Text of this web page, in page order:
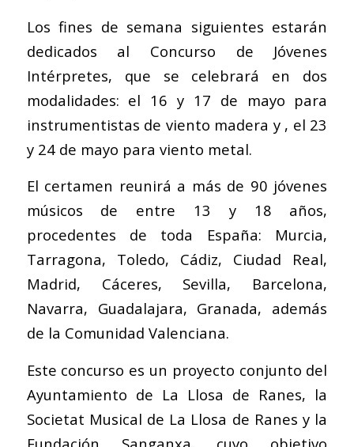
Los fines de semana siguientes estarán
dedicados al Concurso de Jóvenes
Intérpretes, que se celebrará en dos
modalidades: el 16 y 17 de mayo para
instrumentistas de viento madera y , el 23
y 24 de mayo para viento metal.
El certamen reunirá a más de 90 jóvenes
músicos de entre 13 y 18 años,
procedentes de toda España: Murcia,
Tarragona, Toledo, Cádiz, Ciudad Real,
Madrid, Cáceres, Sevilla, Barcelona,
Navarra, Guadalajara, Granada, además
de la Comunidad Valenciana.
Este concurso es un proyecto conjunto del
Ayuntamiento de La Llosa de Ranes, la
Societat Musical de La Llosa de Ranes y la